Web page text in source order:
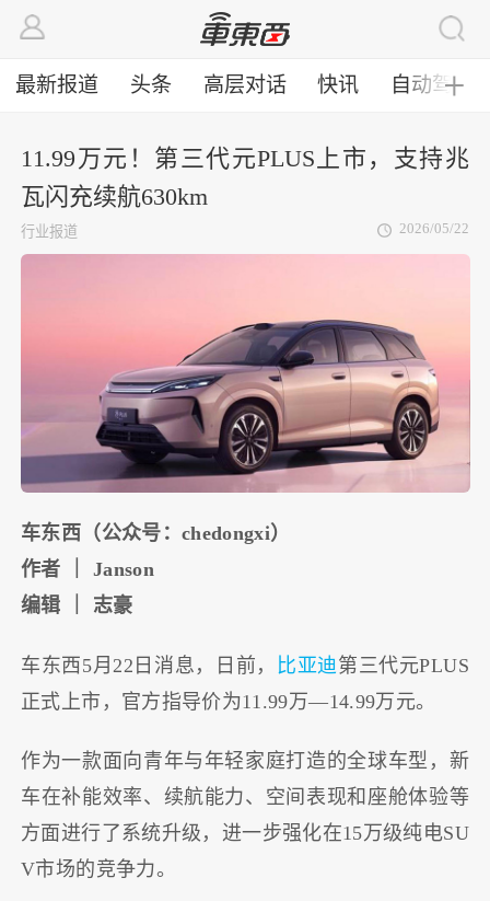
最新报道 头条 高层对话 快讯 自动驾驶
╋
11.99万元！第三代元PLUS上市，支持兆
瓦闪充续航630km
行业报道 2026/05/22
车东西（公众号：chedongxi）
作者 ｜ Janson
编辑 ｜ 志豪
车东西5月22日消息，日前， 比亚迪 第三代元PLUS
正式上市，官方指导价为11.99万—14.99万元。
作为一款面向青年与年轻家庭打造的全球车型，新
车在补能效率、续航能力、空间表现和座舱体验等
方面进行了系统升级，进一步强化在15万级纯电SU
V市场的竞争力。